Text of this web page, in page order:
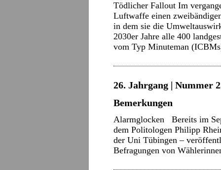
Tödlicher Fallout Im
Luftwaffe einen
in dem sie die
2030er Jahre alle 400
vom Typ Minuteman
26. Jahrgang | Nummer
Bemerkungen
Alarmglocken Bereits im
dem Politologen Philipp
der Uni Tübingen –
Befragungen von